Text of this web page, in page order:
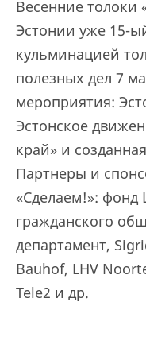
Весенние толоки
Эстонии уже 15-
кульминацией
полезных дел 7
мероприятия:
Эстонское
край» и
Партнеры и
«Сделаем!»: фонд
гражданского
департамент,
Bauhof, LHV
Tele2 и др.